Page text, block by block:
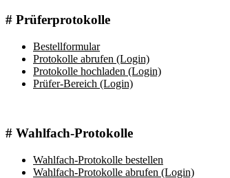
# Prüferprotokolle
Bestellformular
Protokolle abrufen (Login)
Protokolle hochladen (Login)
Prüfer-Bereich (Login)
# Wahlfach-Protokolle
Wahlfach-Protokolle bestellen
Wahlfach-Protokolle abrufen (Login)